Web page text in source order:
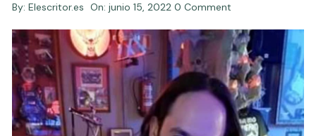
By: Elescritor.es On:junio 15, 2022 0 Comment